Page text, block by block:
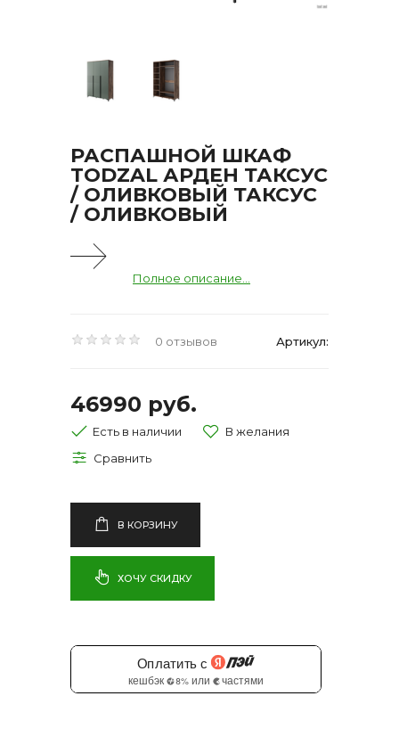
РАСПАШНОЙ ШКАФ
TODZAL АРДЕН ТАКСУС
/ ОЛИВКОВЫЙ ТАКСУС
/ ОЛИВКОВЫЙ
Полное описание...
0 отзывов Артикул:
46990 руб.
Есть в наличии
В КОРЗИНУ
ХОЧУ СКИДКУ